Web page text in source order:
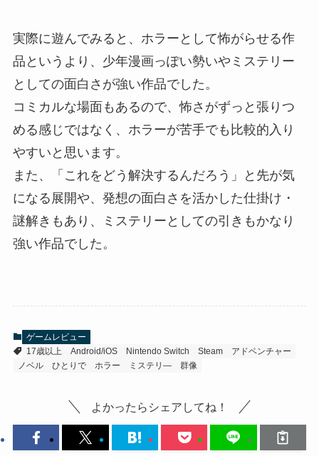
実際に遊んでみると、ホラーとして怖がらせる作
品というより、少年漫画っぽい勢いやミステリー
としての面白さが強い作品でした。
コミカルな場面もあるので、怖さがずっと張りつ
める感じではなく、ホラーが苦手でも比較的入り
やすいと思います。
また、「これをどう解決するんだろう」と先が気
になる展開や、発想の面白さを活かした仕掛け・
謎解きもあり、ミステリーとしての引きもかなり
強い作品でした。
ゲームレビュー
17歳以上
Android/iOS Nintendo Switch Steam
アドベンチャー
ノベル
ひとりで ホラー ミステリ― 群像
よかったらシェアしてね！